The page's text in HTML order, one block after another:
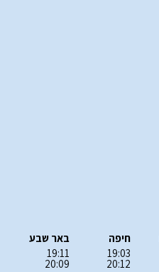
חיפה
19:03
20:12
באר שבע
19:11
20:09